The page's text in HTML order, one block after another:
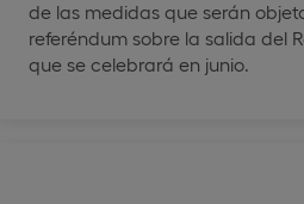
de las medidas que serán
referéndum sobre la salida del
que se celebrará en junio.